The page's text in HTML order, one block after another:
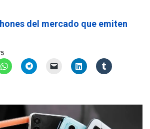
del mercado que emiten